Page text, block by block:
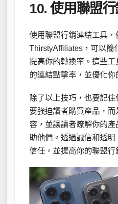
10. 使用聯盟
使用聯盟行銷連結工具
ThirstyAffiliates，可以簡
提高你的轉換率。這些
的連結點擊率，並優化你
除了以上技巧，也要記
要強迫讀者購買產品，
容，並讓讀者瞭解你的
助他們。透過誠信和透
信任，並提高你的聯盟行